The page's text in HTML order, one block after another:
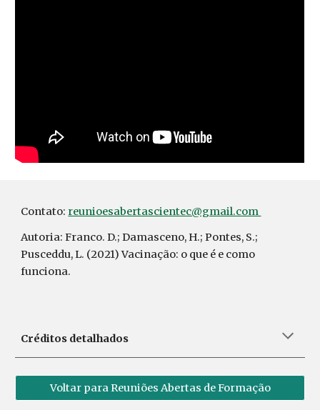
Contato: reunioesabertascientec@gmail.com
Autoria: Franco. D.; Damasceno, H.; Pontes, S.;
Pusceddu, L. (2021) Vacinação: o que é e como
funciona.
Créditos detalhados
Voltar para Reuniões Abertas de Formação